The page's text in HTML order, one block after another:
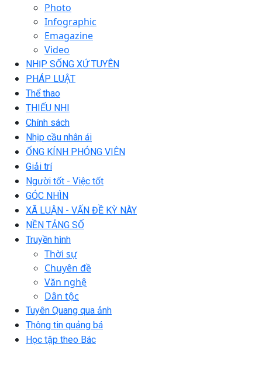
Photo
Infographic
Emagazine
Video
NHỊP SỐNG XỨ TUYÊN
PHÁP LUẬT
Thể thao
THIẾU NHI
Chính sách
Nhịp cầu nhân ái
ỐNG KÍNH PHÓNG VIÊN
Giải trí
Người tốt - Việc tốt
GÓC NHÌN
XÃ LUẬN - VẤN ĐỀ KỲ NÀY
NỀN TẢNG SỐ
Truyền hình
Thời sự
Chuyên đề
Văn nghệ
Dân tộc
Tuyên Quang qua ảnh
Thông tin quảng bá
Học tập theo Bác